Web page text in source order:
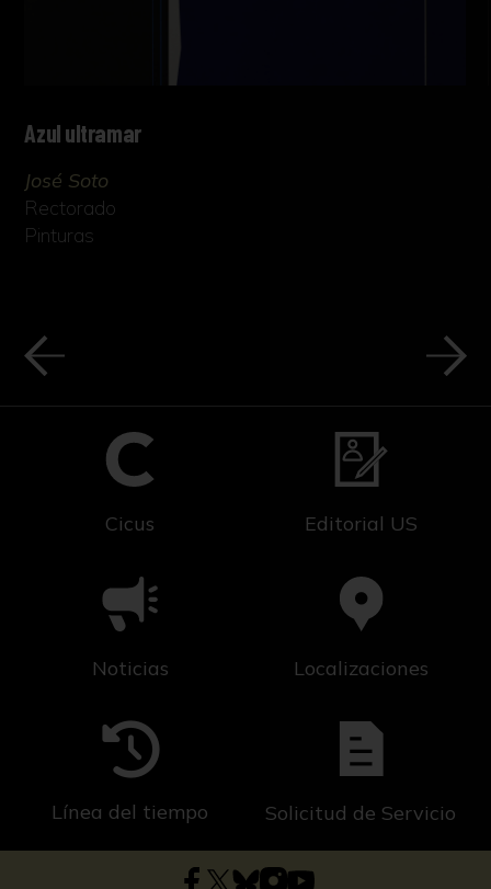
Azul ultramar
José Soto
Rectorado
Pinturas
Cicus Editorial US
Noticias Localizaciones
Línea del tiempo Solicitud de Servicio